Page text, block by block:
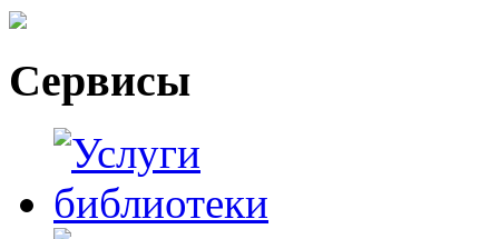
Сервисы